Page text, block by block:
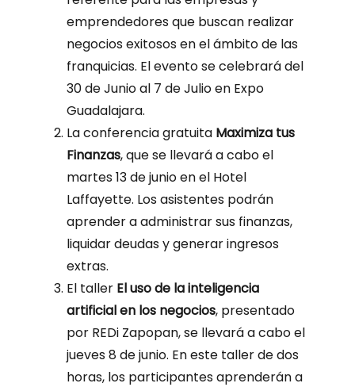
emprendedores que buscan realizar
negocios exitosos en el ámbito de las
franquicias. El evento se celebrará del
30 de Junio al 7 de Julio en Expo
Guadalajara.
La conferencia gratuita Maximiza tus
Finanzas, que se llevará a cabo el
martes 13 de junio en el Hotel
Laffayette. Los asistentes podrán
aprender a administrar sus finanzas,
liquidar deudas y generar ingresos
extras.
El taller El uso de la inteligencia
artificial en los negocios, presentado
por REDi Zapopan, se llevará a cabo el
jueves 8 de junio. En este taller de dos
horas, los participantes aprenderán a